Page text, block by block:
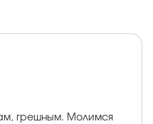
грешным. Молимся